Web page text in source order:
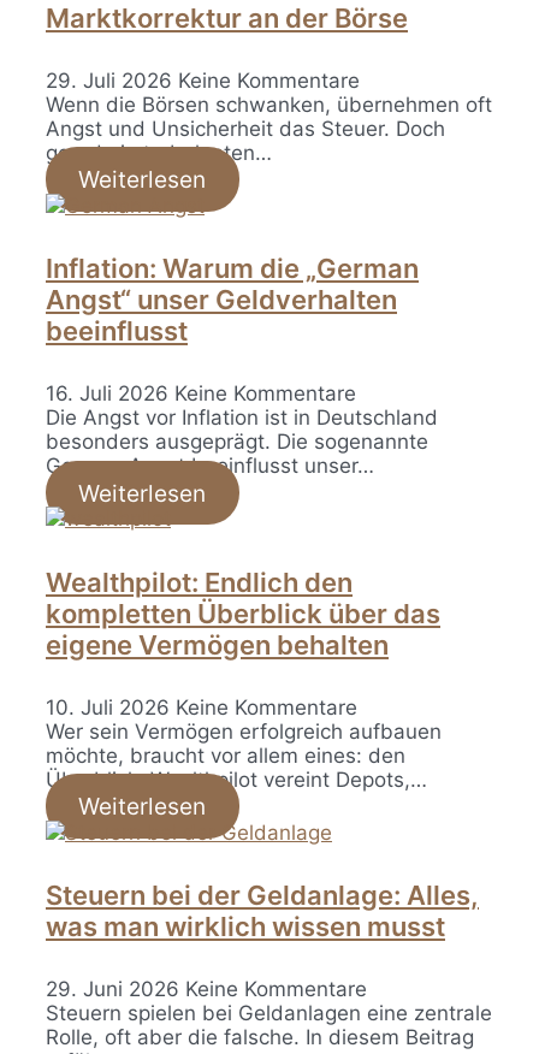
Marktkorrektur an der Börse
29. Juli 2026 Keine Kommentare
Wenn die Börsen schwanken, übernehmen oft
Angst und Unsicherheit das Steuer. Doch
gerade in turbulenten…
Weiterlesen
Inflation: Warum die „German
Angst“ unser Geldverhalten
beeinflusst
16. Juli 2026 Keine Kommentare
Die Angst vor Inflation ist in Deutschland
besonders ausgeprägt. Die sogenannte
German Angst beeinflusst unser…
Weiterlesen
Wealthpilot: Endlich den
kompletten Überblick über das
eigene Vermögen behalten
10. Juli 2026 Keine Kommentare
Wer sein Vermögen erfolgreich aufbauen
möchte, braucht vor allem eines: den
Überblick. Wealthpilot vereint Depots,…
Weiterlesen
Steuern bei der Geldanlage: Alles,
was man wirklich wissen musst
29. Juni 2026 Keine Kommentare
Steuern spielen bei Geldanlagen eine zentrale
Rolle, oft aber die falsche. In diesem Beitrag